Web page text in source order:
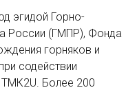
эгидой Горно-
России (ГМПР), Фонда
горняков и
содействии
ТМК2U. Более 200